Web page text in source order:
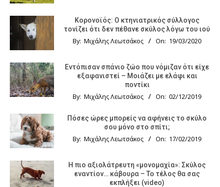
Κορονοϊός: Ο κτηνιατρικός σύλλογος
τονίζει ότι δεν πέθανε σκύλος λόγω του ιού
By: Μιχάλης Λεωτσάκος On: 19/03/2020
Εντόπισαν σπάνιο ζώο που νόμιζαν ότι είχε
εξαφανιστεί – Μοιάζει με ελάφι και
ποντίκι
By: Μιχάλης Λεωτσάκος On: 02/12/2019
Πόσες ώρες μπορείς να αφήνεις το σκύλο
σου μόνο στο σπίτι;
By: Μιχάλης Λεωτσάκος On: 17/02/2019
Η πιο αξιολάτρευτη «μονομαχία»: Σκύλος
εναντίον… κάβουρα – Το τέλος θα σας
εκπλήξει (video)